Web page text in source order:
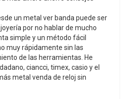
un metal ver banda puede ser
por no hablar de mucho
simple y un método fácil
muy rápidamente sin las
de las herramientas. He
ciancci, timex, casio y el
metal venda de reloj sin